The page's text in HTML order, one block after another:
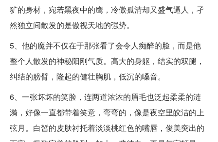
犷的身材，宛若黑夜中的鹰，冷傲孤清却又盛气逼人，孑
然独立间散发的是傲视天地的强势。
5、他的魔并不仅在于那张看了会令人痴醉的脸，而是他
整个人散发的神秘阳刚气质。高大的身躯，结实的双腿，
纠结的膀臂，隆起的健壮胸肌，低沉的嗓音。
6、一张坏坏的笑脸，连两道浓浓的眉毛也泛起柔柔的涟
漪，好像一直都带着笑意，弯弯的，像是夜空里皎洁的上
弦月。白皙的皮肤衬托着淡淡桃红色的嘴唇，俊美突出的